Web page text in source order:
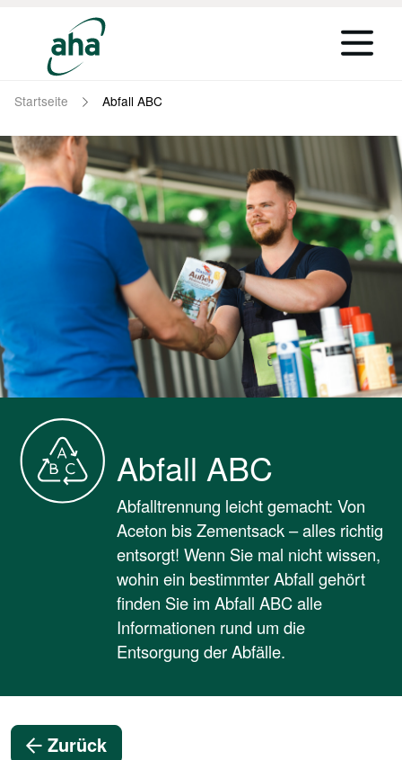
Startseite Abfall ABC
Abfall ABC
Abfalltrennung leicht gemacht: Von
Aceton bis Zementsack – alles richtig
entsorgt! Wenn Sie mal nicht wissen,
wohin ein bestimmter Abfall gehört
finden Sie im Abfall ABC alle
Informationen rund um die
Entsorgung der Abfälle.
Zurück